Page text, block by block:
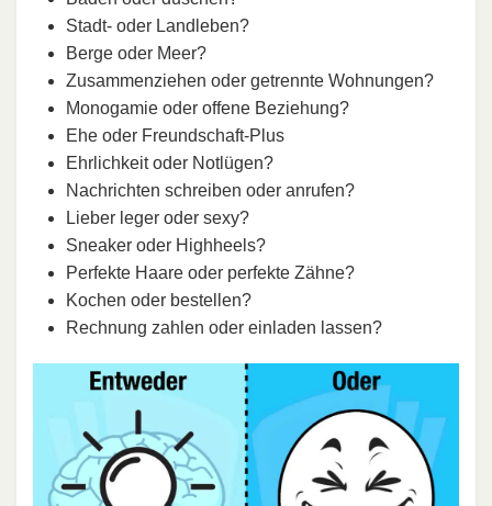
Stadt- oder Landleben?
Berge oder Meer?
Zusammenziehen oder getrennte Wohnungen?
Monogamie oder offene Beziehung?
Ehe oder Freundschaft-Plus
Ehrlichkeit oder Notlügen?
Nachrichten schreiben oder anrufen?
Lieber leger oder sexy?
Sneaker oder Highheels?
Perfekte Haare oder perfekte Zähne?
Kochen oder bestellen?
Rechnung zahlen oder einladen lassen?